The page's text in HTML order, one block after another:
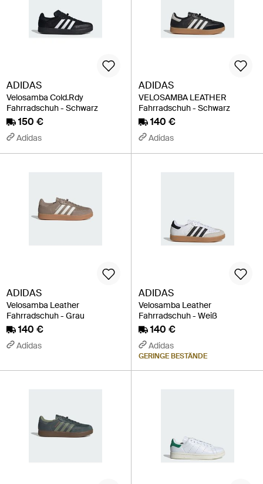
ADIDAS
Velosamba Cold.Rdy
Fahrradschuh - Schwarz
150 €
Adidas
ADIDAS
VELOSAMBA LEATHER
Fahrradschuh - Schwarz
140 €
Adidas
ADIDAS
Velosamba Leather
Fahrradschuh - Grau
140 €
Adidas
ADIDAS
Velosamba Leather
Fahrradschuh - Weiß
140 €
Adidas
GERINGE BESTÄNDE